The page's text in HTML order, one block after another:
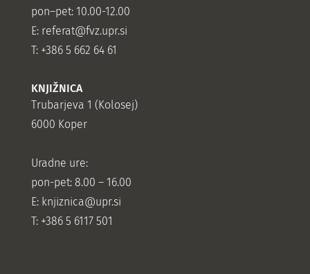
pon–pet: 10.00-12.00
E: referat@fvz.upr.si
T: +386 5 662 64 61
KNJIŽNICA
Trubarjeva 1 (Kolosej)
6000 Koper
Uradne ure:
pon-pet: 8.00 – 16.00
E: knjiznica@upr.si
T: +386 5 6117 501